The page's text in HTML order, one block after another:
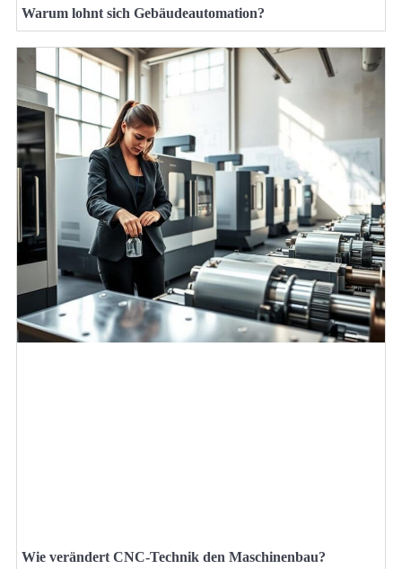
Warum lohnt sich Gebäudeautomation?
Wie verändert CNC-Technik den Maschinenbau?